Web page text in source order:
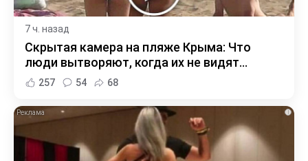
7 ч. назад
Скрытая камера на пляже Крыма: Что
люди вытворяют, когда их не видят...
257 54 68
i